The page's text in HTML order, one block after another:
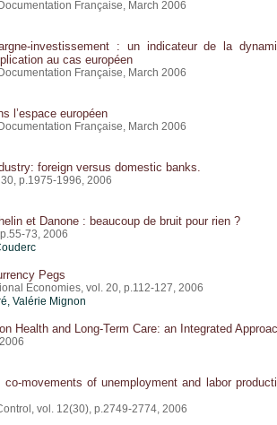
Française, March 2006
investissement : un indicateur de la
au cas européen
Française, March 2006
l’espace européen
Française, March 2006
foreign versus domestic banks.
p.1975-1996, 2006
et Danone : beaucoup de bruit pour rien ?
73, 2006
Pegs
Economies, vol. 20, p.112-127, 2006
Valérie Mignon
Health and Long-Term Care: an Integrated
movements of unemployment and labor
vol. 12(30), p.2749-2774, 2006